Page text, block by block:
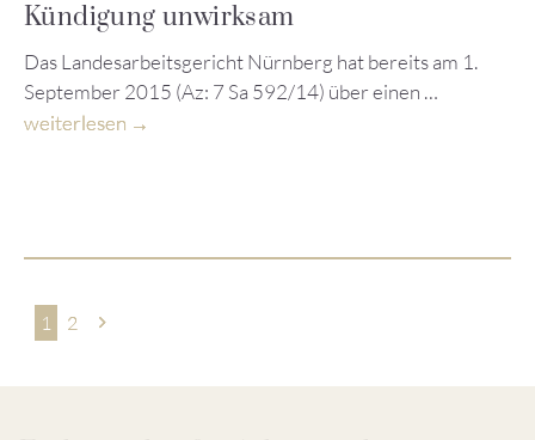
Kündigung unwirksam
Das Landesarbeitsgericht Nürnberg hat bereits am 1.
September 2015 (Az: 7 Sa 592/14) über einen …
weiterlesen
Seitennummerierung
1 2